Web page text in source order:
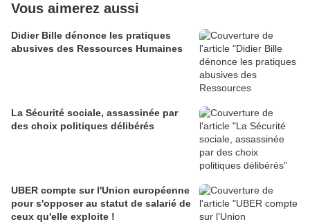
Vous aimerez aussi
Didier Bille dénonce les pratiques
abusives des Ressources Humaines
La Sécurité sociale, assassinée par
des choix politiques délibérés
UBER compte sur l'Union européenne
pour s'opposer au statut de salarié de
ceux qu'elle exploite !